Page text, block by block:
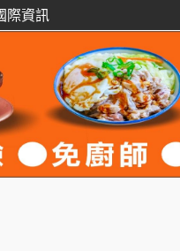
際資訊